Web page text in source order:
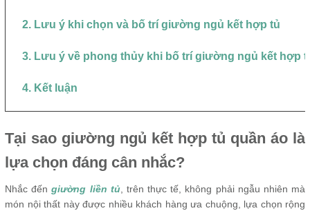
2. Lưu ý khi chọn và bố trí giường ngủ kết hợp tủ
3. Lưu ý về phong thủy khi bố trí giường ngủ kết hợp
4. Kết luận
Tại sao giường ngủ kết hợp tủ quần áo là
lựa chọn đáng cân nhắc?
Nhắc đếngiường liền tủ, trên thực tế, không phải ngẫu nhiên mà
món nội thất này được nhiều khách hàng ưa chuộng, lựa chọn rộng